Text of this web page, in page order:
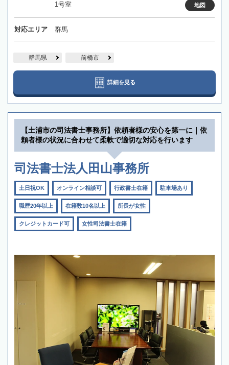
1号室
地図
対応エリア 群馬
群馬県 前橋市
詳細を見る
【土浦市の司法書士事務所】依頼者様の安心を第一に｜依
頼者様の状況に合わせて柔軟で適切な対応を行います
司法書士法人田山事務所
土日祝OK オンライン相談可 行政書士在籍 駐車場あり
職歴20年以上 在籍数10名以上 所長が女性
クレジットカード可 女性司法書士在籍